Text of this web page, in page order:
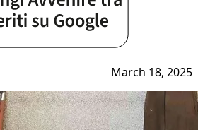
March 18, 2025